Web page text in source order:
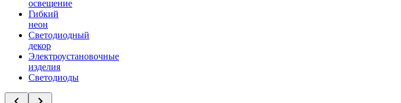
освещение
Гибкий
неон
Светодиодный
декор
Электроустановочные
изделия
Светодиоды